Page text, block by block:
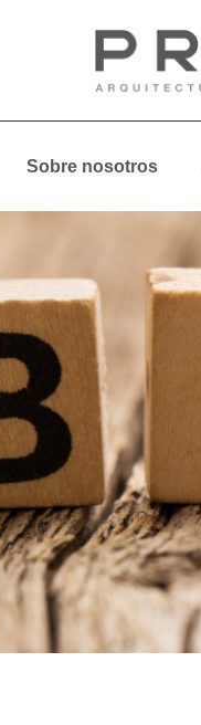
Sobre nosotros